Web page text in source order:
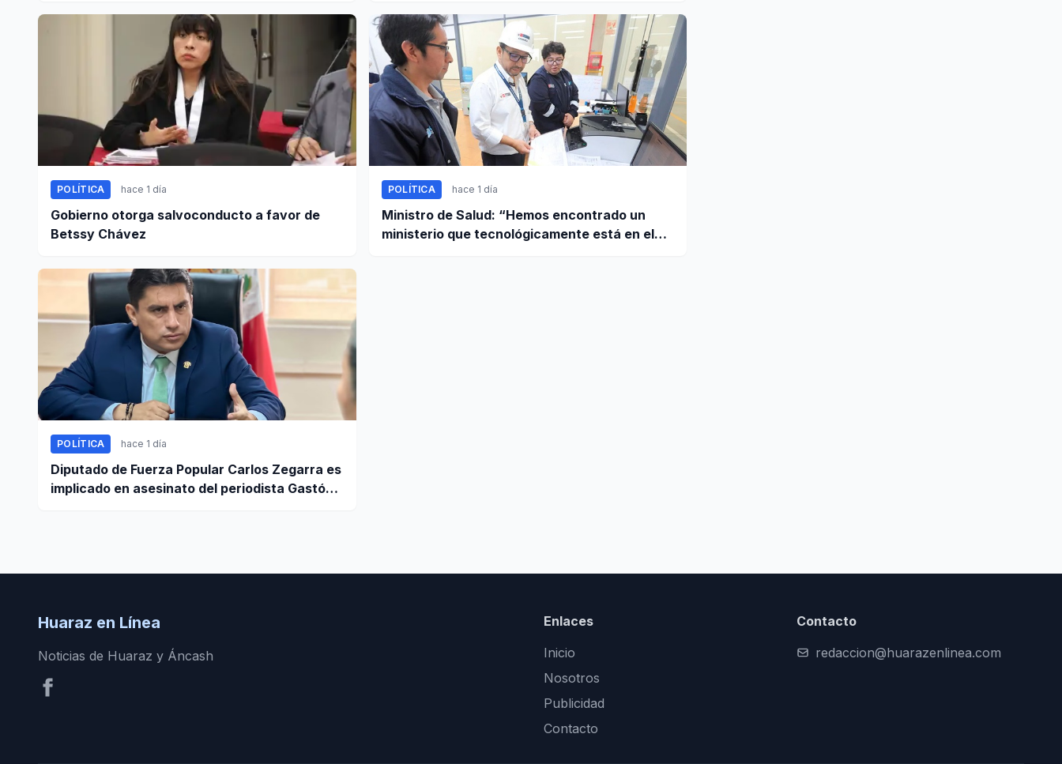
POLÍTICA hace 1 día
Gobierno otorga salvoconducto a favor de
Betssy Chávez
POLÍTICA hace 1 día
Ministro de Salud: “Hemos encontrado un
ministerio que tecnológicamente está en el
POLÍTICA hace 1 día
Diputado de Fuerza Popular Carlos Zegarra es
implicado en asesinato del periodista Gastón
Huaraz en Línea
Noticias de Huaraz y Áncash
Enlaces
Inicio
Nosotros
Publicidad
Contacto
Contacto
redaccion@huarazenlinea.com